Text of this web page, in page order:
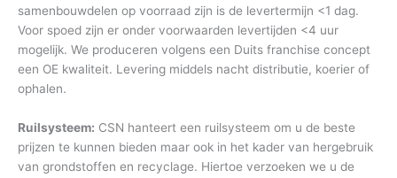
samenbouwdelen op voorraad zijn is de levertermijn <1 dag.
Voor spoed zijn er onder voorwaarden levertijden <4 uur
mogelijk. We produceren volgens een Duits franchise concept
een OE kwaliteit. Levering middels nacht distributie, koerier of
ophalen.
Ruilsysteem: CSN hanteert een ruilsysteem om u de beste
prijzen te kunnen bieden maar ook in het kader van hergebruik
van grondstoffen en recyclage. Hiertoe verzoeken we u de